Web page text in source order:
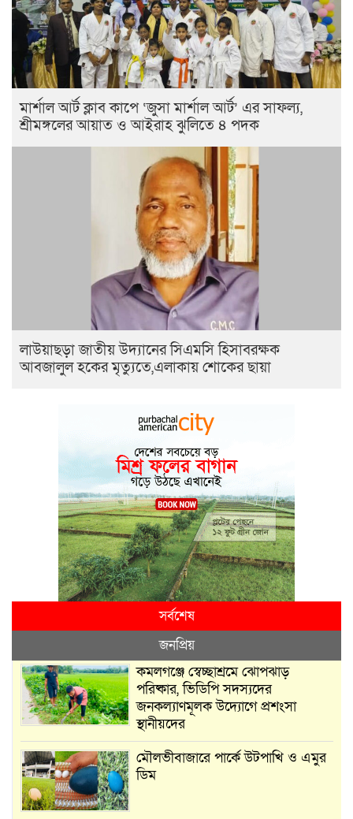
মার্শাল আর্ট ক্লাব কাপে ‘জুসা মার্শাল আর্ট’ এর সাফল্য,
শ্রীমঙ্গলের আয়াত ও আইরাহ ঝুলিতে ৪ পদক
লাউয়াছড়া জাতীয় উদ্যানের সিএমসি হিসাবরক্ষক
আবজালুল হকের মৃত্যুতে,এলাকায় শোকের ছায়া
সর্বশেষ
জনপ্রিয়
কমলগঞ্জে স্বেচ্ছাশ্রমে ঝোপঝাড়
পরিষ্কার, ভিডিপি সদস্যদের
জনকল্যাণমূলক উদ্যোগে প্রশংসা
স্থানীয়দের
মৌলভীবাজারে পার্কে উটপাখি ও এমুর
ডিম